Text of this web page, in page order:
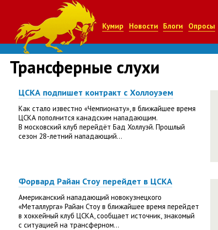
Кумир Новости Блоги Опросы
Трансферные слухи
ЦСКА подпишет контракт с Холлоуэем
Как стало известно «Чемпионату», в ближайшее время
ЦСКА пополнится канадским нападающим.
В московский клуб перейдёт Бад Холлуэй. Прошлый
сезон 28-летний нападающий...
Форвард Райан Стоу перейдет в ЦСКА
Американский нападающий новокузнецкого
«Металлурга» Райан Стоу в ближайшее время перейдет
в хоккейный клуб ЦСКА, сообщает источник, знакомый
с ситуацией на трансферном...